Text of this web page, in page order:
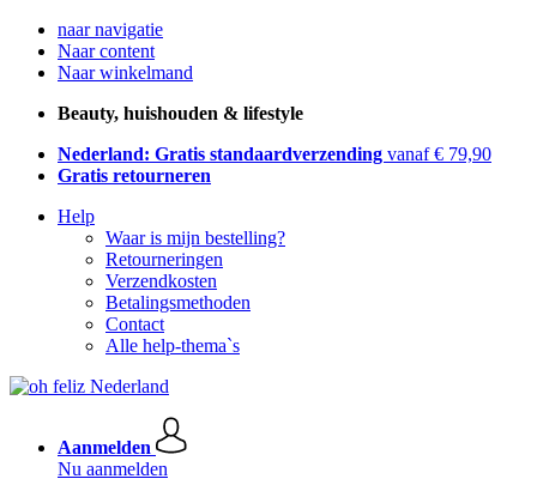
naar navigatie
Naar content
Naar winkelmand
Beauty, huishouden & lifestyle
Nederland: Gratis standaardverzending vanaf € 79,90
Gratis retourneren
Help
Waar is mijn bestelling?
Retourneringen
Verzendkosten
Betalingsmethoden
Contact
Alle help-thema`s
Aanmelden
Nu aanmelden